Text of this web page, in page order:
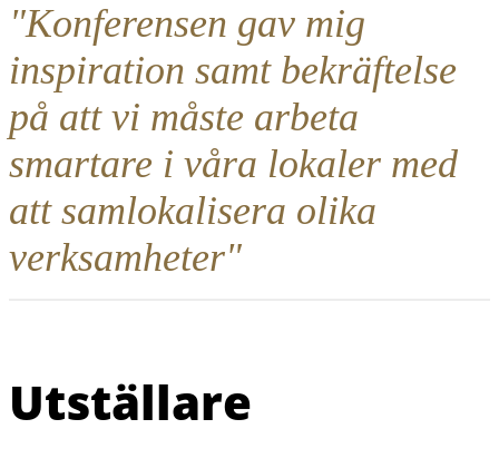
"Konferensen gav mig
inspiration samt bekräftelse
på att vi måste arbeta
smartare i våra lokaler med
att samlokalisera olika
verksamheter"
Utställare